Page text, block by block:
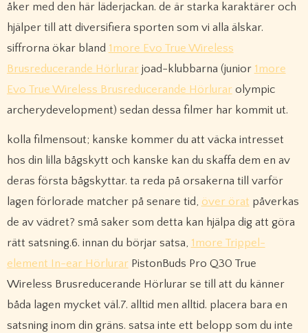
åker med den här läderjackan. de är starka karaktärer och
hjälper till att diversifiera sporten som vi alla älskar.
siffrorna ökar bland 1more Evo True Wireless
Brusreducerande Hörlurarjoad-klubbarna (junior 1more
Evo True Wireless Brusreducerande Hörlurarolympic
archerydevelopment) sedan dessa filmer har kommit ut.
kolla filmensout; kanske kommer du att väcka intresset
hos din lilla bågskytt och kanske kan du skaffa dem en av
deras första bågskyttar. ta reda på orsakerna till varför
lagen förlorade matcher på senare tid, över örat påverkas
de av vädret? små saker som detta kan hjälpa dig att göra
rätt satsning.6. innan du börjar satsa, 1more Trippel-
element In-ear HörlurarPistonBuds Pro Q30 True
Wireless Brusreducerande Hörlurar se till att du känner
båda lagen mycket väl.7. alltid men alltid. placera bara en
satsning inom din gräns. satsa inte ett belopp som du inte